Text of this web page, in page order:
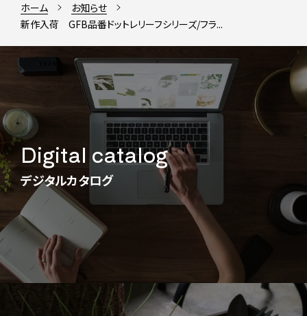
ホーム
お知らせ
新作入荷 GFB品番ドットレリーフシリーズ/フラ...
Digital catalog
デジタルカタログ